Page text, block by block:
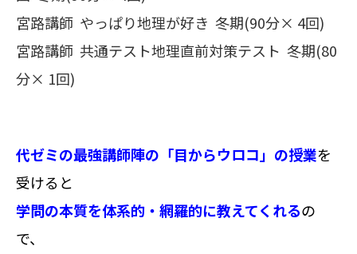
宮路講師 やっぱり地理が好き 冬期(90分× 4回)
宮路講師 共通テスト地理直前対策テスト 冬期(80
分× 1回)
代ゼミの最強講師陣の「目からウロコ」の授業を
受けると
学問の本質を体系的・網羅的に教えてくれるの
で、